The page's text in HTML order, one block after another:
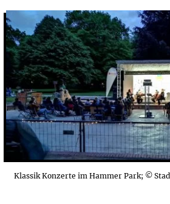
Klassik Konzerte im Hammer Park; ©